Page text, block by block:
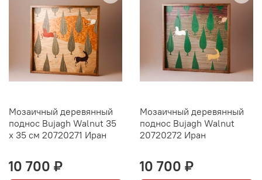
Мозаичный деревянный
поднос Bujagh Walnut 35
х 35 см 20720271 Иран
10 700 ₽
Мозаичный деревянный
поднос Bujagh Walnut
20720272 Иран
10 700 ₽